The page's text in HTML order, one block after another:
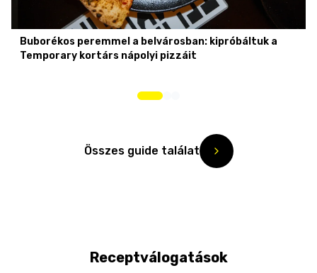
Buborékos peremmel a belvárosban: kipróbáltuk a
Temporary kortárs nápolyi pizzáit
Összes guide találat
Receptválogatások